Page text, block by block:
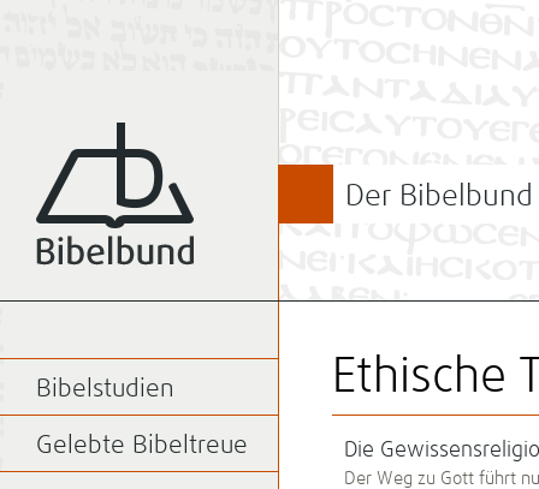
Der Bibelbund
Ethische
Die
Der Weg zu Gott führt
Bibelstudien
Gelebte Bibeltreue